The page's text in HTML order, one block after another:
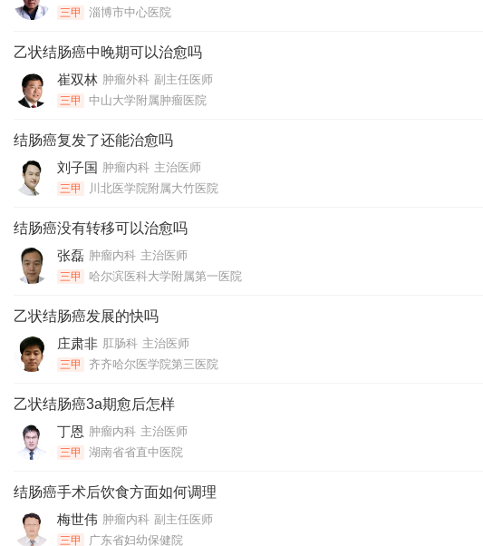
三甲 淄博市中心医院
乙状结肠癌中晚期可以治愈吗
崔双林 肿瘤外科 副主任医师
三甲 中山大学附属肿瘤医院
结肠癌复发了还能治愈吗
刘子国 肿瘤内科 主治医师
三甲 川北医学院附属大竹医院
结肠癌没有转移可以治愈吗
张磊 肿瘤内科 主治医师
三甲 哈尔滨医科大学附属第一医院
乙状结肠癌发展的快吗
庄肃非 肛肠科 主治医师
三甲 齐齐哈尔医学院第三医院
乙状结肠癌3a期愈后怎样
丁恩 肿瘤内科 主治医师
三甲 湖南省省直中医院
结肠癌手术后饮食方面如何调理
梅世伟 肿瘤内科 副主任医师
三甲 广东省妇幼保健院